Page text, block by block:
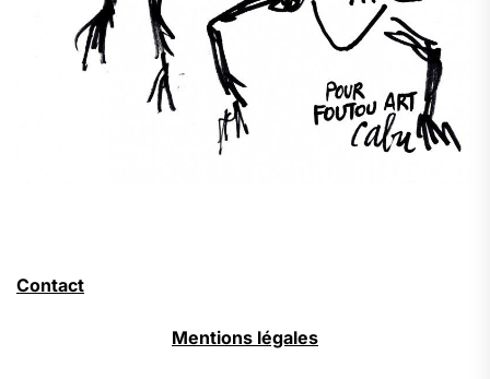
Contact
Mentions légales